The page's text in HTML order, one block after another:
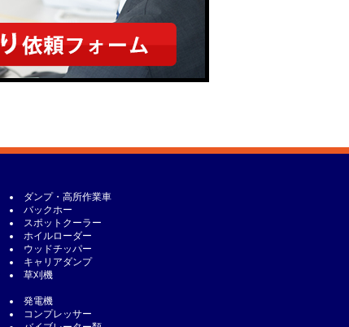
ダンプ・高所作業車
バックホー
スポットクーラー
ホイルローダー
ウッドチッパー
キャリアダンプ
草刈機
発電機
コンプレッサー